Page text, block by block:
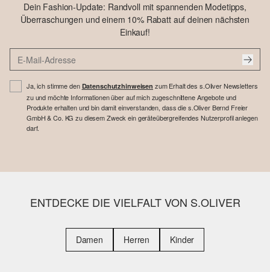
Dein Fashion-Update: Randvoll mit spannenden Modetipps,
Überraschungen und einem 10% Rabatt auf deinen nächsten
Einkauf!
Ja, ich stimme den Datenschutzhinweisen zum Erhalt des s.Oliver Newsletters
zu und möchte Informationen über auf mich zugeschnittene Angebote und
Produkte erhalten und bin damit einverstanden, dass die s.Oliver Bernd Freier
GmbH & Co. KG zu diesem Zweck ein geräteübergreifendes Nutzerprofil anlegen
darf.
ENTDECKE DIE VIELFALT VON S.OLIVER
Damen Herren Kinder